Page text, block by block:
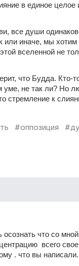
в единое целое
все души
иначе, мы хотим
вселенной не
что Будда. Кто-
не так ли? Но
стремление к
#оппозиция
что со
всего
. что вы